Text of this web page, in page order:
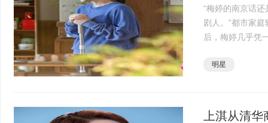
“梅婷的南京话
剧人。”都市家
后，梅婷几乎凭
次又一次家庭···
明星
上淇从清